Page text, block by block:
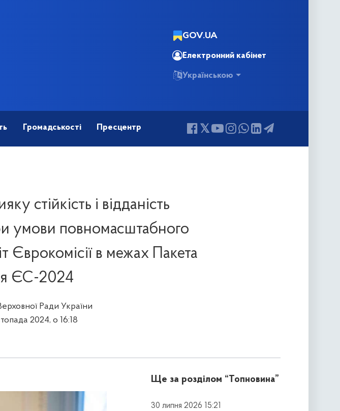
GOV.UA
Електронний кабінет
Українською
Громадськості Пресцентр
стійкість і відданість
умови повномасштабного
Єврокомісії в межах Пакета
ЄС-2024
Ради України
2024, о 16:18
Ще за розділом “Топновина”
30 липня 2026 15:21